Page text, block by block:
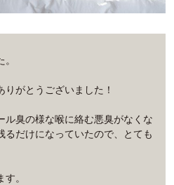
がとうございました！
ル臭の様な喉に絡む悪臭がなくな
るだけになっていたので、とても
。